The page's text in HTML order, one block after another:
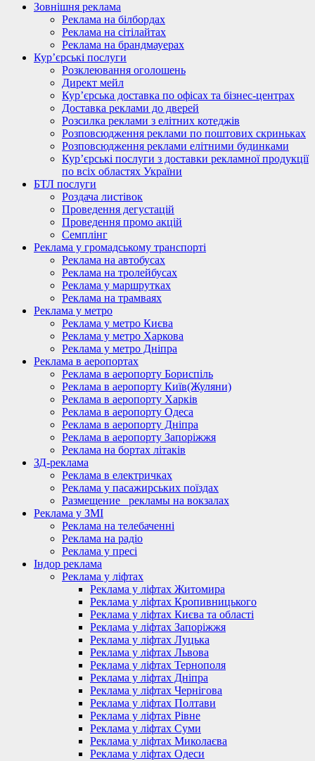
Зовнішня реклама
Реклама на білбордах
Реклама на сітілайтах
Реклама на брандмауерах
Кур’єрські послуги
Розклеювання оголошень
Директ мейл
Кур’єрська доставка по офісах та бізнес-центрах
Доставка реклами до дверей
Розсилка реклами з елітних котеджів
Розповсюдження реклами по поштових скриньках
Розповсюдження реклами елітними будинками
Кур’єрські послуги з доставки рекламної продукції
по всіх областях України
БТЛ послуги
Роздача листівок
Проведення дегустацій
Проведення промо акцій
Семплінг
Реклама у громадському транспорті
Реклама на автобусах
Реклама на тролейбусах
Реклама у маршрутках
Реклама на трамваях
Реклама у метро
Реклама у метро Києва
Реклама у метро Харкова
Реклама у метро Дніпра
Реклама в аеропортах
Реклама в аеропорту Бориспіль
Реклама в аеропорту Київ(Жуляни)
Реклама в аеропорту Харків
Реклама в аеропорту Одеса
Реклама в аеропорту Дніпра
Реклама в аеропорту Запоріжжя
Реклама на бортах літаків
ЗД-реклама
Реклама в електричках
Реклама у пасажирських поїздах
Размещение_ рекламы на вокзалах
Реклама у ЗМІ
Реклама на телебаченні
Реклама на радіо
Реклама у пресі
Індор реклама
Реклама у ліфтах
Реклама у ліфтах Житомира
Реклама у ліфтах Кропивницького
Реклама у ліфтах Києва та області
Реклама у ліфтах Запоріжжя
Реклама у ліфтах Луцька
Реклама у ліфтах Львова
Реклама у ліфтах Тернополя
Реклама у ліфтах Дніпра
Реклама у ліфтах Чернігова
Реклама у ліфтах Полтави
Реклама у ліфтах Рівне
Реклама у ліфтах Суми
Реклама у ліфтах Миколаєва
Реклама у ліфтах Одеси